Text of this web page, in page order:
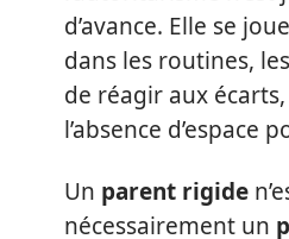
d’avance. Elle se
dans les routines,
de réagir aux
l’absence d’espace
Un parent rigide
nécessairement un